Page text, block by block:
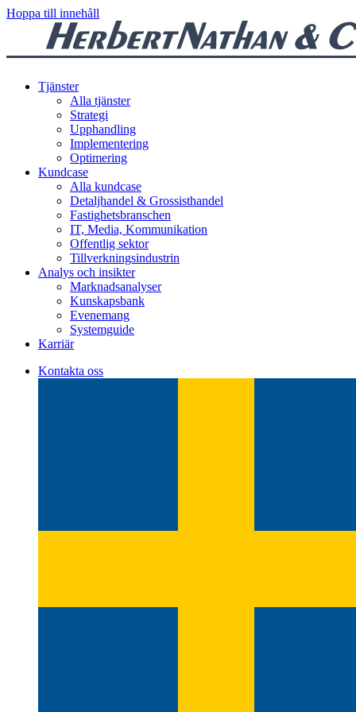
Hoppa till innehåll
Tjänster
Alla tjänster
Strategi
Upphandling
Implementering
Optimering
Kundcase
Alla kundcase
Detaljhandel & Grossisthandel
Fastighetsbranschen
IT, Media, Kommunikation
Offentlig sektor
Tillverkningsindustrin
Analys och insikter
Marknadsanalyser
Kunskapsbank
Evenemang
Systemguide
Karriär
Kontakta oss